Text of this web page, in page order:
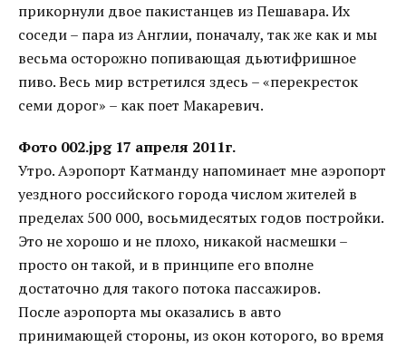
прикорнули двое пакистанцев из Пешавара. Их
соседи – пара из Англии, поначалу, так же как и мы
весьма осторожно попивающая дьютифришное
пиво. Весь мир встретился здесь – «перекресток
семи дорог» – как поет Макаревич.
Фото 002.jpg 17 апреля 2011г.
Утро. Аэропорт Катманду напоминает мне аэропорт
уездного российского города числом жителей в
пределах 500 000, восьмидесятых годов постройки.
Это не хорошо и не плохо, никакой насмешки –
просто он такой, и в принципе его вполне
достаточно для такого потока пассажиров.
После аэропорта мы оказались в авто
принимающей стороны, из окон которого, во время